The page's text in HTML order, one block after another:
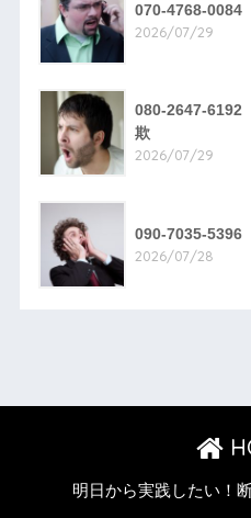
070-4768-0084
2026/07/29
080-2647-6192
欺
2026/07/29
090-7035-5396
2026/07/28
明日から実践したい！